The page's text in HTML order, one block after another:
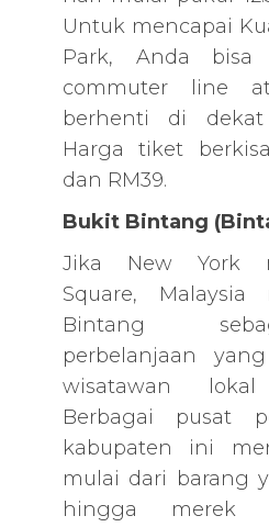
Untuk mencapai
Park, Anda bisa
commuter line
berhenti di
Harga tiket
dan RM39.
Bukit Bintang
Jika New York
Square,
Bintang
perbelanjaan
wisatawan
Berbagai pusat
kabupaten ini
mulai dari barang
hingga merek